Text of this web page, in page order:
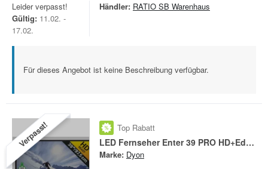
Leider verpasst!
Gültig: 11.02. -
17.02.
Händler: RATIO SB Warenhaus
Für dieses Angebot ist keine Beschreibung verfügbar.
Verpasst! Top Rabatt
LED Fernseher Enter 39 PRO HD+Edition
Marke: Dyon